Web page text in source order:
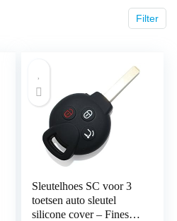
Filter
Sleutelhoes SC voor 3
toetsen auto sleutel
silicone cover – Finest-